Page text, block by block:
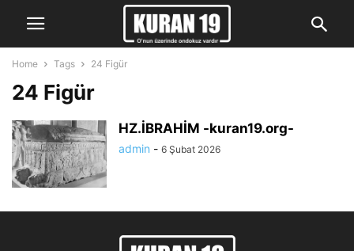
Home Tags 24 Figür
24 Figür
HZ.İBRAHİM -kuran19.org-
admin - 6 Şubat 2026